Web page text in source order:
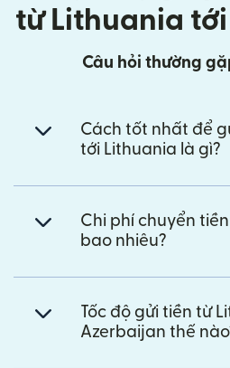
từ Lithuania
Câu hỏi thường
Cách tốt nhất để
tới Lithuania là gì?
Chi phí chuyển
bao nhiêu?
Tốc độ gửi tiền từ
Azerbaijan thế